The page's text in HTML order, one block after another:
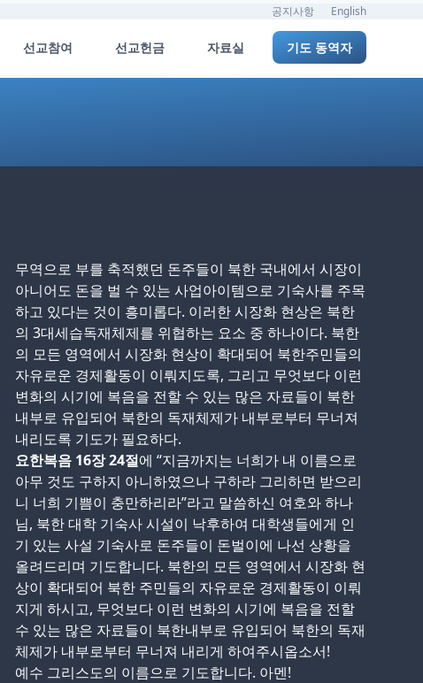
공지사항 English
선교참여 선교헌금 자료실 기도 동역자
무역으로 부를 축적했던 돈주들이 북한 국내에서 시장이
아니어도 돈을 벌 수 있는 사업아이템으로 기숙사를 주목
하고 있다는 것이 흥미롭다. 이러한 시장화 현상은 북한
의 3대세습독재체제를 위협하는 요소 중 하나이다. 북한
의 모든 영역에서 시장화 현상이 확대되어 북한주민들의
자유로운 경제활동이 이뤄지도록, 그리고 무엇보다 이런
변화의 시기에 복음을 전할 수 있는 많은 자료들이 북한
내부로 유입되어 북한의 독재체제가 내부로부터 무너져
내리도록 기도가 필요하다.
요한복음 16장 24절에 “지금까지는 너희가 내 이름으로
아무 것도 구하지 아니하였으나 구하라 그리하면 받으리
니 너희 기쁨이 충만하리라”라고 말씀하신 여호와 하나
님, 북한 대학 기숙사 시설이 낙후하여 대학생들에게 인
기 있는 사설 기숙사로 돈주들이 돈벌이에 나선 상황을
올려드리며 기도합니다. 북한의 모든 영역에서 시장화 현
상이 확대되어 북한 주민들의 자유로운 경제활동이 이뤄
지게 하시고, 무엇보다 이런 변화의 시기에 복음을 전할
수 있는 많은 자료들이 북한내부로 유입되어 북한의 독재
체제가 내부로부터 무너져 내리게 하여주시옵소서!
예수 그리스도의 이름으로 기도합니다. 아멘!